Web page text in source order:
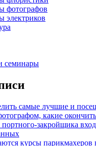
фотографов
электриков
семинары
самые лучшие и
какие
закройщика
курсы парикмахеров